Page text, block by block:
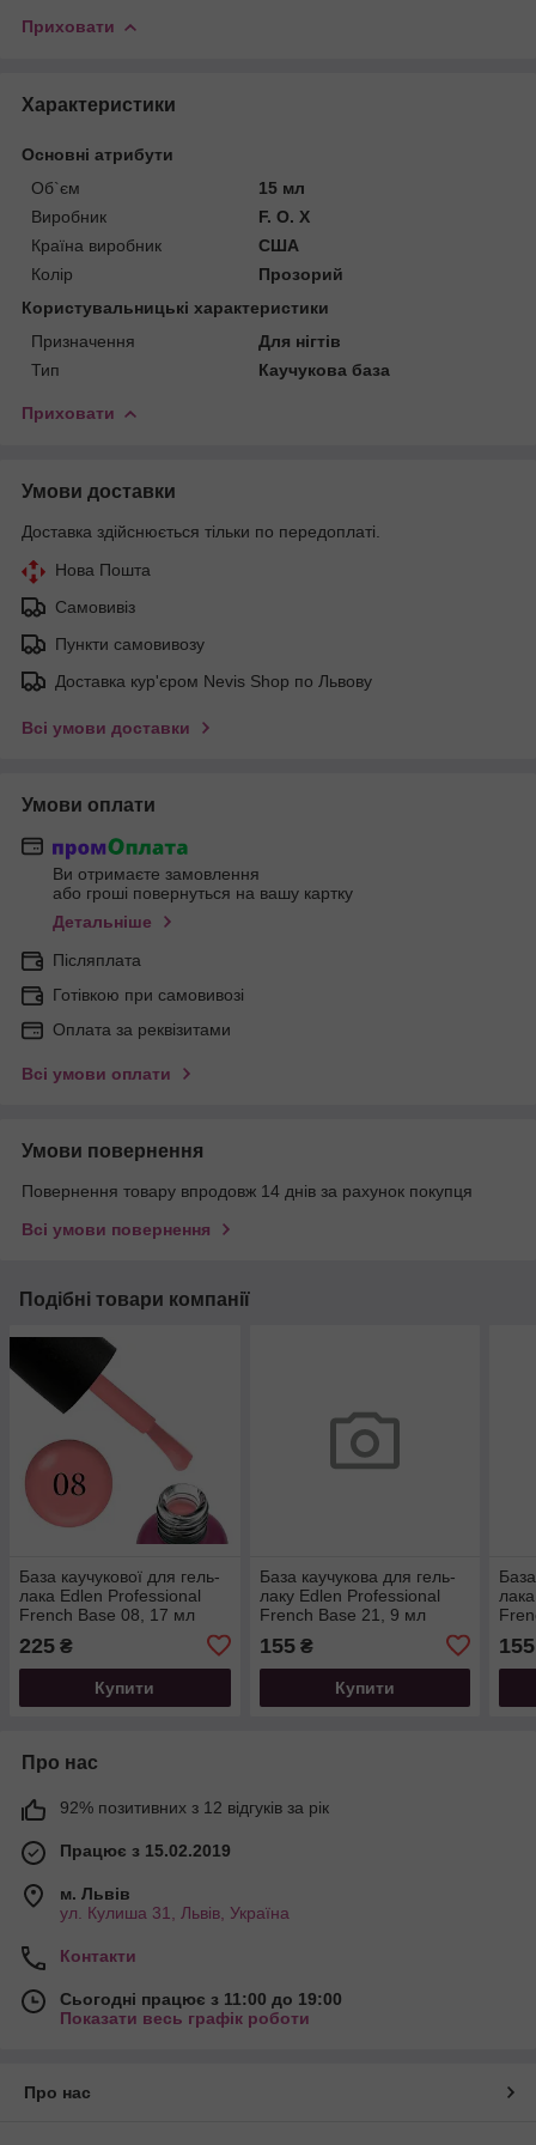
Приховати
Характеристики
Основні атрибути
Об`єм
15 мл
Виробник
F. O. X
Країна виробник
США
Колір
Прозорий
Користувальницькі характеристики
Призначення
Для нігтів
Тип
Каучукова база
Приховати
Умови доставки
Доставка здійснюється тільки по передоплаті.
Нова Пошта
Самовивіз
Пункти самовивозу
Доставка кур'єром Nevis Shop по Львову
Всі умови доставки
Умови оплати
Ви отримаєте замовлення
або гроші повернуться на вашу картку
Детальніше
Післяплата
Готівкою при самовивозі
Оплата за реквізитами
Всі умови оплати
Умови повернення
Повернення товару впродовж 14 днів за рахунок покупця
Всі умови повернення
Подібні товари компанії
База каучукової для гель-
лака Edlen Professional
French Base 08, 17 мл
225 ₴
Купити
База каучукова для гель-
лаку Edlen Professional
French Base 21, 9 мл
155₴
Купити
155
Про нас
92% позитивних з 12 відгуків за рік
Працює з 15.02.2019
м. Львів
ул. Кулиша 31, Львів, Україна
Контакти
Сьогодні працює з 11:00 до 19:00
Показати весь графік роботи
Про нас